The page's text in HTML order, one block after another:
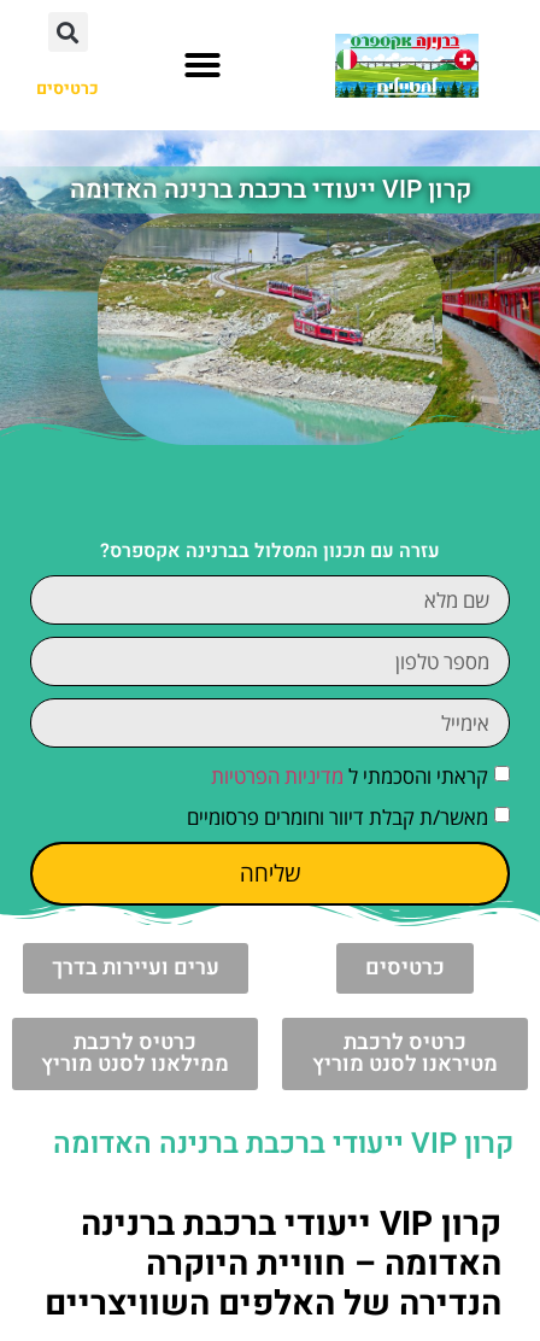
כרטיסים
קרון VIP ייעודי ברכבת ברנינה האדומה
עזרה עם תכנון המסלול בברנינה אקספרס?
קראתי והסכמתי ל מדיניות הפרטיות
מאשר/ת קבלת דיוור וחומרים פרסומיים
שליחה
כרטיסים ערים ועיירות בדרך
כרטיס לרכבת
מטיראנו לסנט מוריץ
כרטיס לרכבת
ממילאנו לסנט מוריץ
קרון VIP ייעודי ברכבת ברנינה האדומה
קרון VIP ייעודי ברכבת ברנינה
האדומה – חוויית היוקרה
הנדירה של האלפים השוויצריים